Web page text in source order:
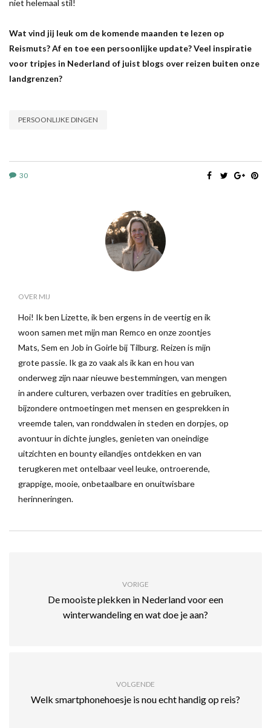
niet helemaal stil!
Wat vind jij leuk om de komende maanden te lezen op
Reismuts? Af en toe een persoonlijke update? Veel inspiratie
voor tripjes in Nederland of juist blogs over reizen buiten onze
landgrenzen?
PERSOONLIJKE DINGEN
30
OVER MIJ
Hoi! Ik ben Lizette, ik ben ergens in de veertig en ik
woon samen met mijn man Remco en onze zoontjes
Mats, Sem en Job in Goirle bij Tilburg. Reizen is mijn
grote passie. Ik ga zo vaak als ik kan en hou van
onderweg zijn naar nieuwe bestemmingen, van mengen
in andere culturen, verbazen over tradities en gebruiken,
bijzondere ontmoetingen met mensen en gesprekken in
vreemde talen, van ronddwalen in steden en dorpjes, op
avontuur in dichte jungles, genieten van oneindige
uitzichten en bounty eilandjes ontdekken en van
terugkeren met ontelbaar veel leuke, ontroerende,
grappige, mooie, onbetaalbare en onuitwisbare
herinneringen.
VORIGE
De mooiste plekken in Nederland voor een
winterwandeling en wat doe je aan?
VOLGENDE
Welk smartphonehoesje is nou echt handig op reis?